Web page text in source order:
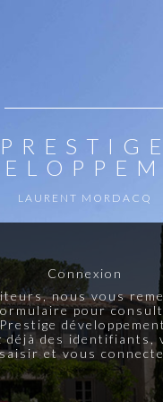
PRESTIGE
LAURENT MORDACQ
Connexion
nous vous
pour
Prestige
déjà des identifiants,
saisir et vous